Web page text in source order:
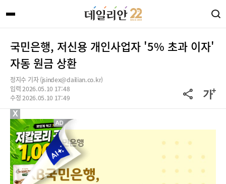
국민은행, 저신용 개인사업자 '5% 초과 이자'
자동 원금 상환
정지수 기자 (jsindex@dailian.co.kr)
입력 2026.05.10 17:48
수정 2026.05.10 17:49
X